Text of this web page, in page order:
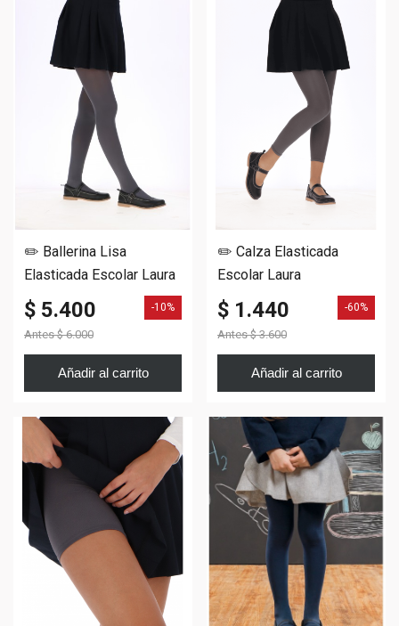
✏️ Ballerina Lisa
Elasticada Escolar Laura
$ 5.400
Antes $ 6.000
-10%
Añadir al carrito
✏️ Calza Elasticada
Escolar Laura
$ 1.440
Antes $ 3.600
-60%
Añadir al carrito